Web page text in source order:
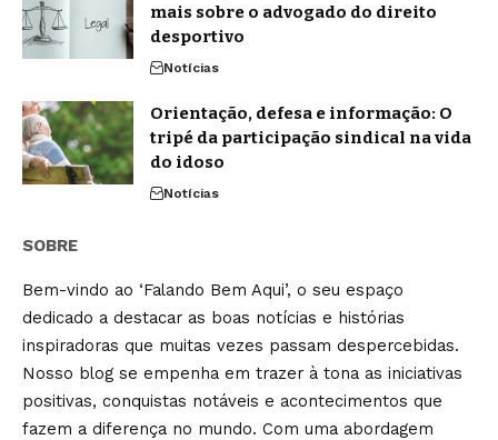
mais sobre o advogado do direito
desportivo
Notícias
Orientação, defesa e informação: O
tripé da participação sindical na vida
do idoso
Notícias
SOBRE
Bem-vindo ao ‘Falando Bem Aqui’, o seu espaço
dedicado a destacar as boas notícias e histórias
inspiradoras que muitas vezes passam despercebidas.
Nosso blog se empenha em trazer à tona as iniciativas
positivas, conquistas notáveis e acontecimentos que
fazem a diferença no mundo. Com uma abordagem